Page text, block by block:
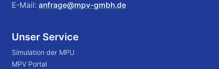
E-Mail: anfrage@mpv-gmbh.de
Unser Service
Simulation der MPU
MPV Portal